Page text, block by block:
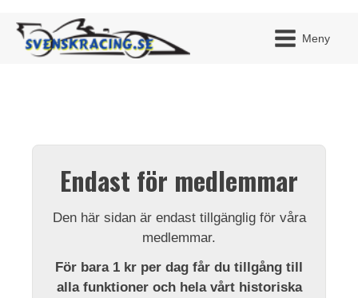
Meny
Endast för medlemmar
Den här sidan är endast tillgänglig för våra
medlemmar.
För bara 1 kr per dag får du tillgång till
alla funktioner och hela vårt historiska